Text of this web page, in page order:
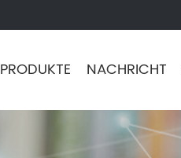
PRODUKTE NACHRICHT